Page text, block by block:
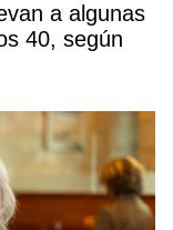
a algunas
40, según